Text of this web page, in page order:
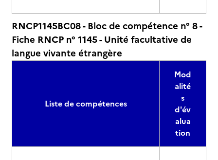
RNCP1145BC08 - Bloc de compétence n° 8 -
Fiche RNCP n° 1145 - Unité facultative de
langue vivante étrangère
Liste de compétences
Mod
alité
s
d'év
alua
tion